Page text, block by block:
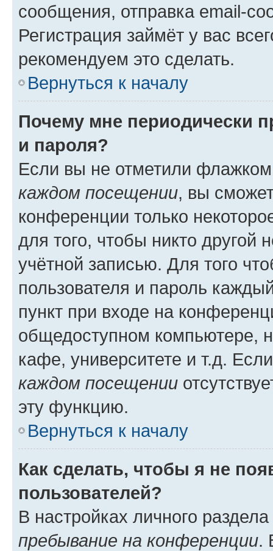
сообщения, отправка email-
Регистрация займёт у вас
рекомендуем это сделать.
Вернуться к началу
Почему мне периодически
и пароля?
Если вы не отметили
каждом посещении, вы
конференции только
для того, чтобы никто другой
учётной записью. Для того
пользователя и пароль
пункт при входе на
общедоступном компьютере,
кафе, университете и т.д.
каждом посещении
эту функцию.
Вернуться к началу
Как сделать, чтобы я не
пользователей?
В настройках личного
пребывание на конференции.